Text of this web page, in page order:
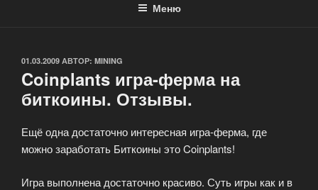
Меню
ОПУБЛИКОВАНО
01.03.2009 АВТОР: MINING
Coinplants игра-ферма на
биткоины. Отзывы.
Ещё одна достаточно интересная игра-ферма, где
можно заработать Биткоины это Coinplants!
Игра выполнена достаточно красиво. Суть игры как и в